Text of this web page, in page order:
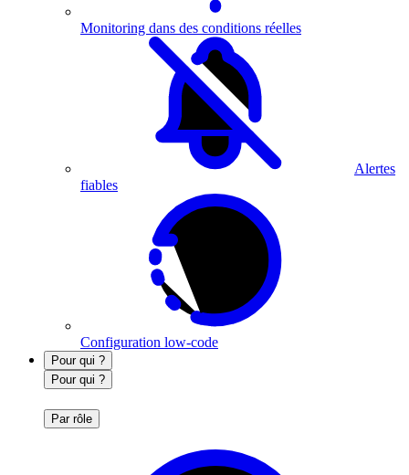
Monitoring dans des conditions réelles
Alertes
fiables
Configuration low-code
Pour qui ?
Pour qui ?
Par rôle